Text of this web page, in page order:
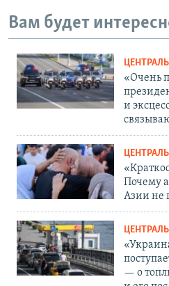
Вам будет
«Очень
и
Почему
Азии не
— о